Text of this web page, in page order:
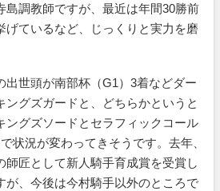
島調教師ですが、最近は年間30勝前
げているなど、じっくりと実力を磨
出世頭が南部杯（G1）3着などダー
ングズガードと、どちらかというと
ングズソードとセラフィックコール
状況が変わってきそうです。去年、
師匠として新人騎手育成賞を受賞し
が、今後は今村騎手以外のところで